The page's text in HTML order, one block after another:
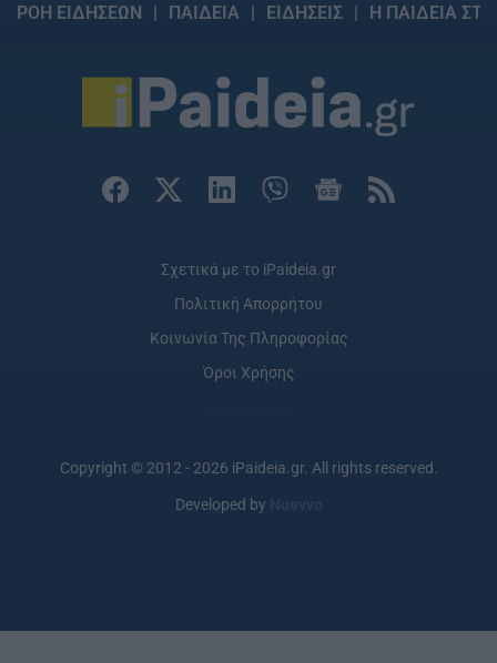
ΡΟΗ ΕΙΔΗΣΕΩΝ ΠΑΙΔΕΙΑ ΕΙΔΗΣΕΙΣ Η ΠΑΙΔΕΙΑ
Σχετικά με το iPaideia.gr
Πολιτική Απορρήτου
Κοινωνία Της Πληροφορίας
Όροι Χρήσης
Copyright © 2012 - 2026 iPaideia.gr. All rights reserved.
Developed by